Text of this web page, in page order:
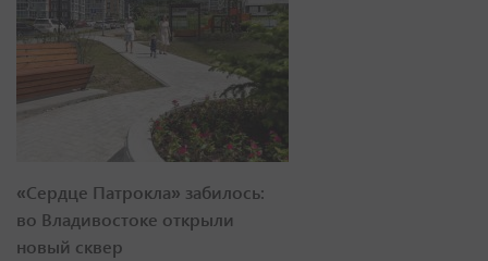
«Сердце Патрокла» забилось:
во Владивостоке открыли
новый сквер